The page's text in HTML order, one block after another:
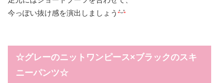
今っぽい抜け感を演出しましょう
☆グレーのニットワンピース×ブラックのスキ
ニーパンツ☆